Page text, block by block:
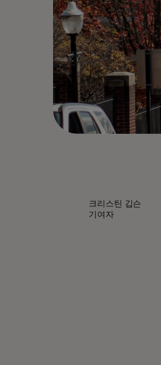
크리스틴 깁슨
기여자